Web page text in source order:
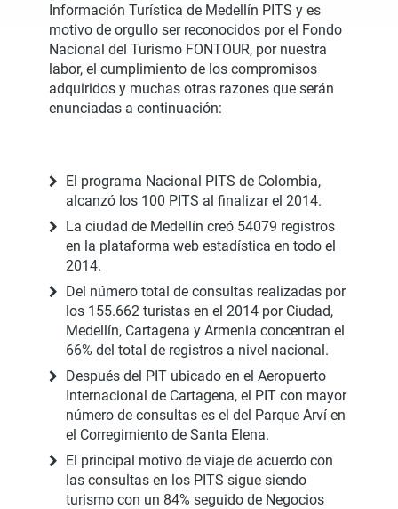
Información Turística de Medellín PITS y es
motivo de orgullo ser reconocidos por el Fondo
Nacional del Turismo FONTOUR, por nuestra
labor, el cumplimiento de los compromisos
adquiridos y muchas otras razones que serán
enunciadas a continuación:
El programa Nacional PITS de Colombia,
alcanzó los 100 PITS al finalizar el 2014.
La ciudad de Medellín creó 54079 registros
en la plataforma web estadística en todo el
2014.
Del número total de consultas realizadas por
los 155.662 turistas en el 2014 por Ciudad,
Medellín, Cartagena y Armenia concentran el
66% del total de registros a nivel nacional.
Después del PIT ubicado en el Aeropuerto
Internacional de Cartagena, el PIT con mayor
número de consultas es el del Parque Arví en
el Corregimiento de Santa Elena.
El principal motivo de viaje de acuerdo con
las consultas en los PITS sigue siendo
turismo con un 84% seguido de Negocios